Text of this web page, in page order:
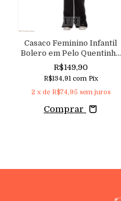
1 / 3
Casaco Feminino Infantil
Bolero em Pelo Quentinho
Macutie
R$149,90
R$134,91 com Pix
2 x de R$74,95 sem juros
Comprar